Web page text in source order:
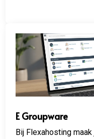
E Groupware
Bij Flexahosting